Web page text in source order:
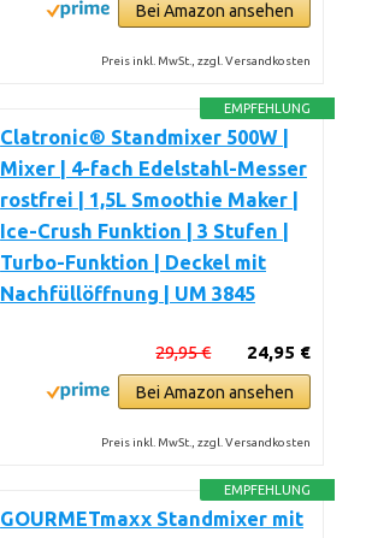
Bei Amazon ansehen
Preis inkl. MwSt., zzgl. Versandkosten
EMPFEHLUNG
Clatronic® Standmixer 500W |
Mixer | 4-fach Edelstahl-Messer
rostfrei | 1,5L Smoothie Maker |
Ice-Crush Funktion | 3 Stufen |
Turbo-Funktion | Deckel mit
Nachfüllöffnung | UM 3845
24,95 €
29,95 €
Bei Amazon ansehen
Preis inkl. MwSt., zzgl. Versandkosten
EMPFEHLUNG
GOURMETmaxx Standmixer mit